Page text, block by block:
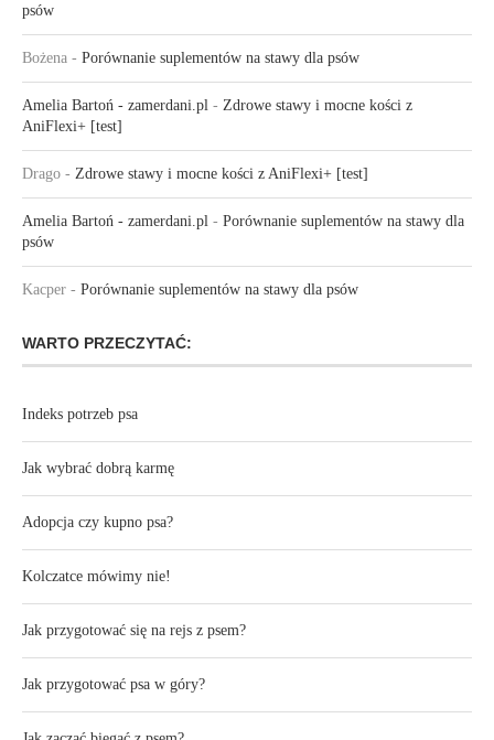
psów
Bożena - Porównanie suplementów na stawy dla psów
Amelia Bartoń - zamerdani.pl - Zdrowe stawy i mocne kości z
AniFlexi+ [test]
Drago - Zdrowe stawy i mocne kości z AniFlexi+ [test]
Amelia Bartoń - zamerdani.pl - Porównanie suplementów na stawy dla
psów
Kacper - Porównanie suplementów na stawy dla psów
WARTO PRZECZYTAĆ:
Indeks potrzeb psa
Jak wybrać dobrą karmę
Adopcja czy kupno psa?
Kolczatce mówimy nie!
Jak przygotować się na rejs z psem?
Jak przygotować psa w góry?